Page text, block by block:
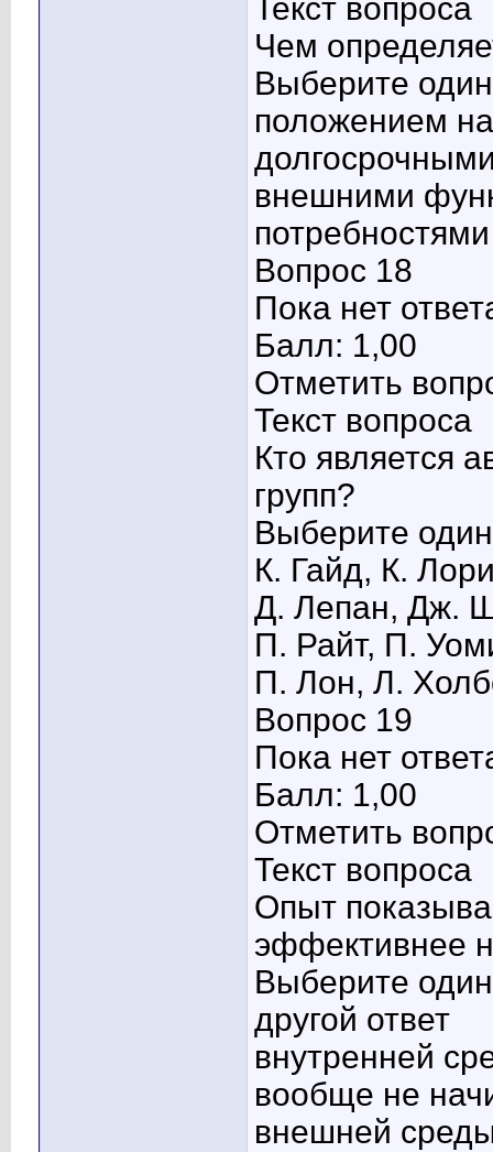
Текст вопроса
Чем
Выберите
положением
внешними
Вопрос 18
Пока нет
Балл: 1,00
Отметить
Текст вопроса
Кто является
групп?
Выберите
К. Гайд, К.
Д. Лепан, Дж.
П. Райт, П.
П. Лон, Л.
Вопрос 19
Пока нет
Балл: 1,00
Отметить
Текст вопроса
Опыт
эффективнее
Выберите
другой ответ
внутренней
вообще не
внешней